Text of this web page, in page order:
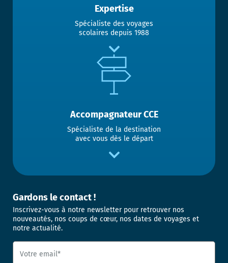
Expertise
Spécialiste des voyages
scolaires depuis 1988
Accompagnateur CCE
Spécialiste de la destination
avec vous dès le départ
Gardons le contact !
Inscrivez-vous à notre newsletter pour retrouver nos
nouveautés, nos coups de cœur, nos dates de voyages et
notre actualité.